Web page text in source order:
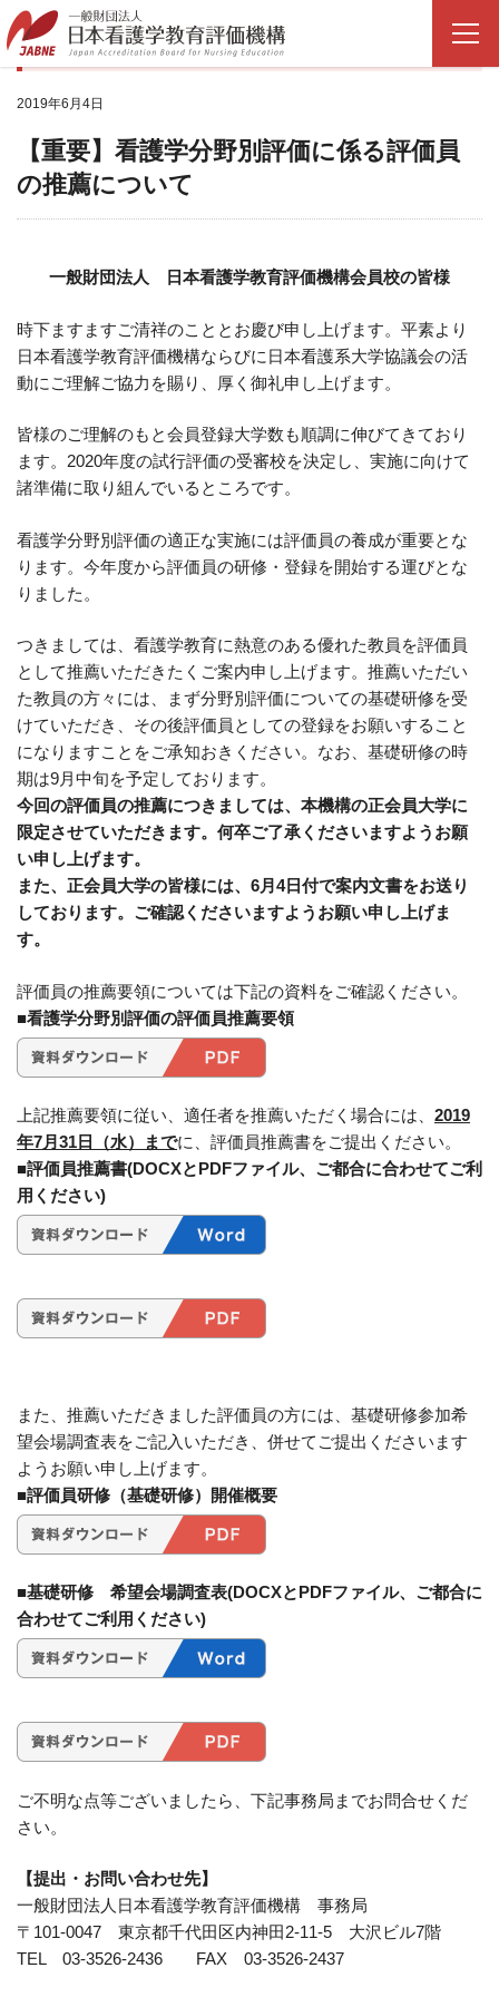
NEWS
2019年6月4日
【重要】看護学分野別評価に係る評価員
の推薦について
一般財団法人 日本看護学教育評価機構会員校の皆様
時下ますますご清祥のこととお慶び申し上げます。平素より
日本看護学教育評価機構ならびに日本看護系大学協議会の活
動にご理解ご協力を賜り、厚く御礼申し上げます。
皆様のご理解のもと会員登録大学数も順調に伸びてきており
ます。2020年度の試行評価の受審校を決定し、実施に向けて
諸準備に取り組んでいるところです。
看護学分野別評価の適正な実施には評価員の養成が重要とな
ります。今年度から評価員の研修・登録を開始する運びとな
りました。
つきましては、看護学教育に熱意のある優れた教員を評価員
として推薦いただきたくご案内申し上げます。推薦いただい
た教員の方々には、まず分野別評価についての基礎研修を受
けていただき、その後評価員としての登録をお願いすること
になりますことをご承知おきください。なお、基礎研修の時
期は9月中旬を予定しております。
今回の評価員の推薦につきましては、本機構の正会員大学に
限定させていただきます。何卒ご了承くださいますようお願
い申し上げます。
また、 正会員大学の皆様には、6月4日付で案内文書をお送り
しております。ご確認くださいますようお願い申し上げま
す。
評価員の推薦要領については下記の資料をご確認ください。
■看護学分野別評価の評価員推薦要領
上記推薦要領に従い、適任者を推薦いただく場合には、 2019
年7月31日（水）までに、評価員推薦書をご提出ください。
■評価員推薦書(DOCXとPDFファイル、ご都合に合わせてご利
用ください)
また、推薦いただきました評価員の方には、基礎研修参加希
望会場調査表をご記入いただき、併せてご提出くださいます
ようお願い申し上げます。
■評価員研修（基礎研修）開催概要
■基礎研修 希望会場調査表(DOCXとPDFファイル、ご都合に
合わせてご利用ください)
ご不明な点等ございましたら、下記事務局までお問合せくだ
さい。
【提出・お問い合わせ先】
一般財団法人日本看護学教育評価機構 事務局
〒101-0047 東京都千代田区内神田2-11-5 大沢ビル7階
TEL 03-3526-2436 FAX 03-3526-2437